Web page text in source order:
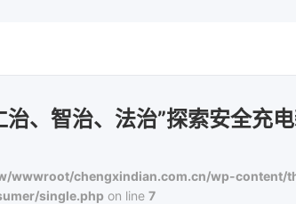
治、智治、法治”探索安全充
wwwroot/chengxindian.com.cn/wp-content/
single.php on line7